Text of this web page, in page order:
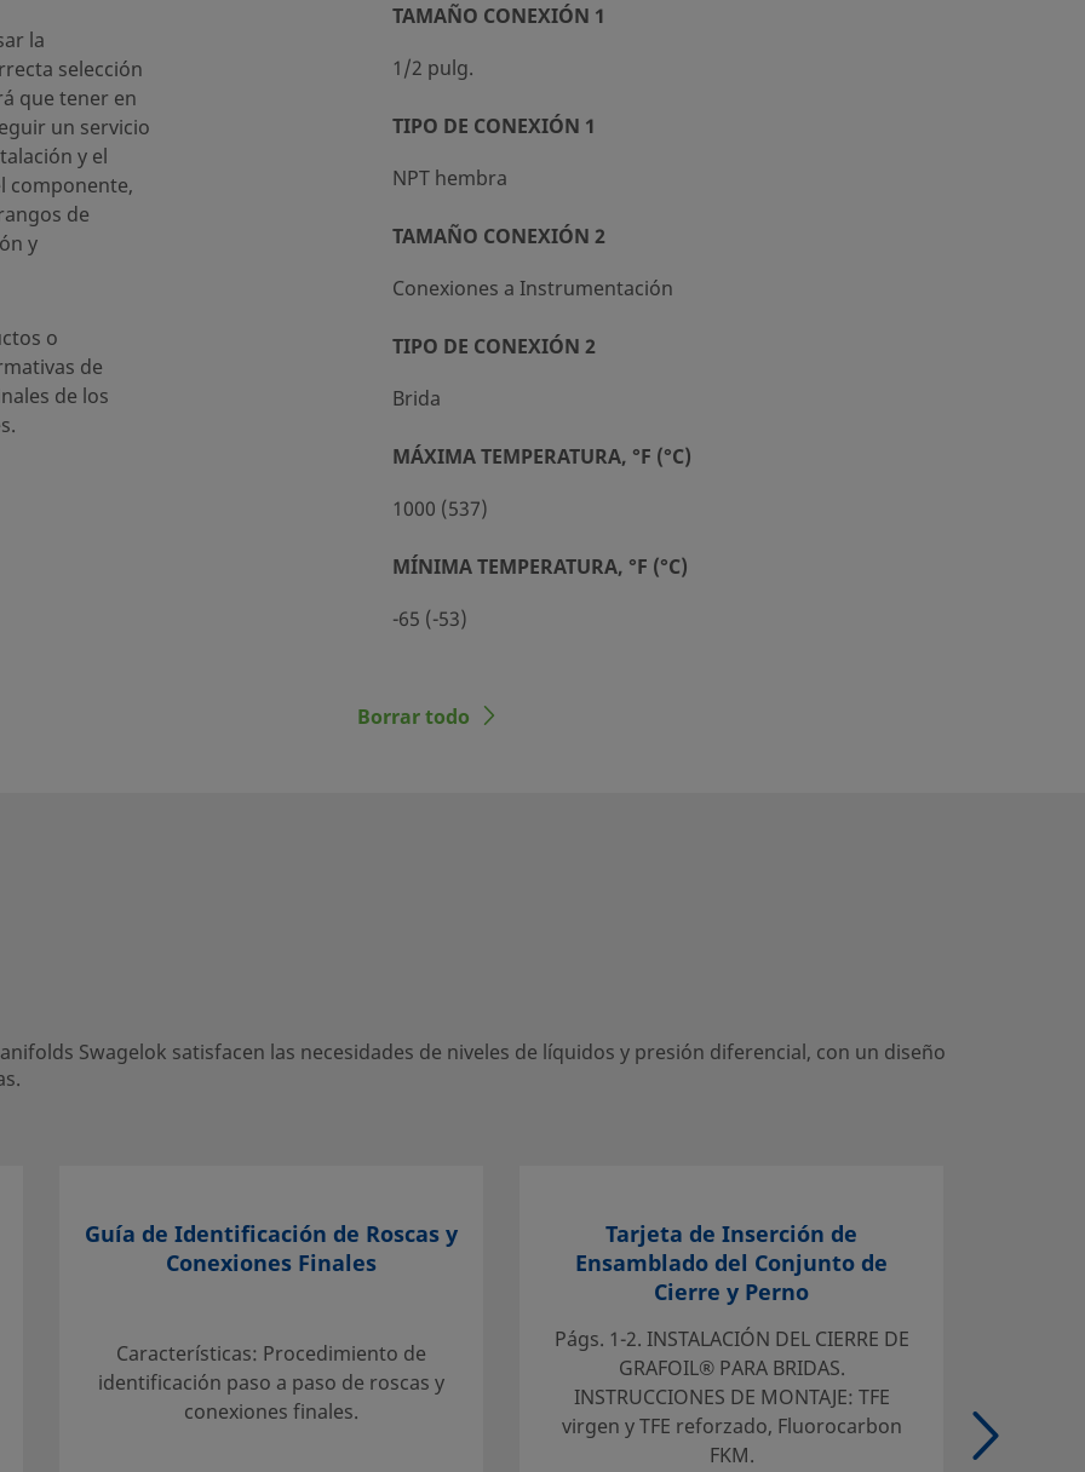
a Instrumentación
satisfacen las necesidades de
local autorizado de ventas y servicio.
ayudarle a sacar el máximo partido a
la
selección
que tener en
un servicio
y el
componente,
de
y
o
de
de los
1/2 pulg.
TAMAÑO CONEXIÓN 1
NPT hembra
TIPO DE CONEXIÓN 1
Conexiones a Instrumentación
TAMAÑO CONEXIÓN 2
Brida
TIPO DE CONEXIÓN 2
1000 (537)
MÁXIMA TEMPERATURA, °F (°C)
-65 (-53)
MÍNIMA TEMPERATURA, °F (°C)
Borrar todo
Swagelok satisfacen las necesidades de niveles de líquidos y presión diferencial, con un diseño
Guía de Identificación de Roscas y
Conexiones Finales
Características: Procedimiento de
identificación paso a paso de roscas y
conexiones finales.
Tarjeta de Inserción de
Ensamblado del Conjunto de
Cierre y Perno
Págs. 1-2. INSTALACIÓN DEL CIERRE DE
GRAFOIL® PARA BRIDAS.
INSTRUCCIONES DE MONTAJE: TFE
virgen y TFE reforzado, Fluorocarbon
FKM.